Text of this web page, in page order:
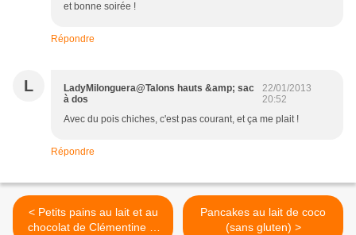
et bonne soirée !
Répondre
L
LadyMilonguera@Talons hauts &amp; sac
à dos
22/01/2013
20:52
Avec du pois chiches, c'est pas courant, et ça me plait !
Répondre
< Petits pains au lait et au
chocolat de Clémentine et
Pancakes au lait de coco
(sans gluten) >